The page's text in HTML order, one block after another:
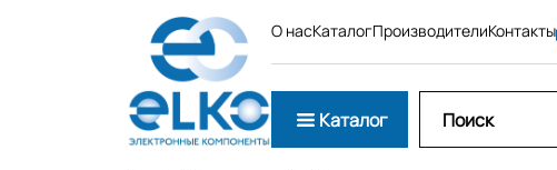
О насКаталогПроизводителиКонтакты
Каталог